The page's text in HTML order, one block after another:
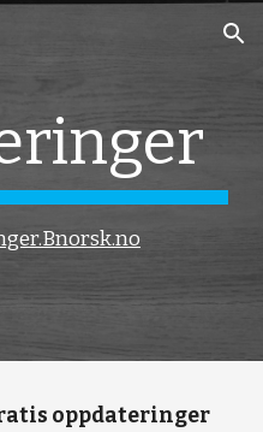
Skip to navigation
oppdateringer